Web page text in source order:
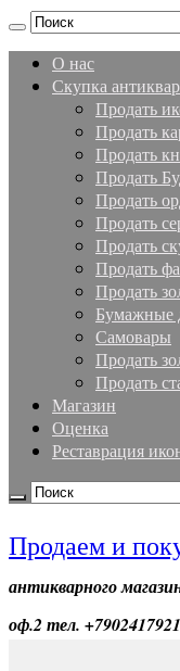
О нас
Скупка
Продать
Продать
Продать
Продать
Продать
Продать
Продать
Продать
Продать
Бумажные
Самовары
Продать
Продать
Магазин
Оценка
Реставрация
Продаем и
антикварного
оф.2 тел.